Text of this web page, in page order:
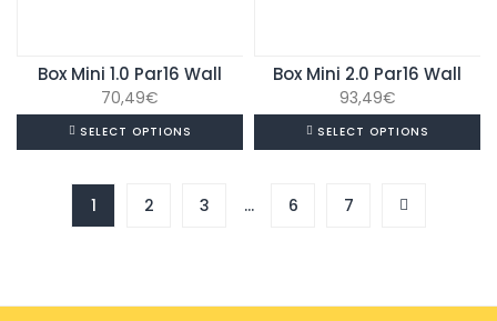
Box Mini 1.0 Par16 Wall
70,49€
SELECT OPTIONS
Box Mini 2.0 Par16 Wall
93,49€
SELECT OPTIONS
1 2 3 … 6 7